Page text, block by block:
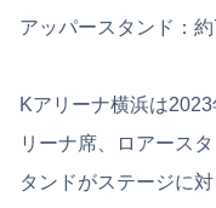
アッパースタンド：
Kアリーナ横浜は
リーナ席、ロアース
タンドがステージに